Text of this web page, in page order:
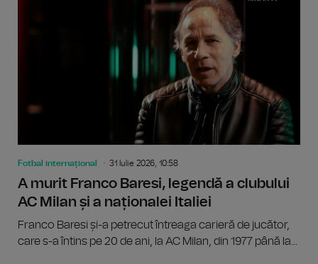
Fotbal internațional 31 Iulie 2026, 10:58
A murit Franco Baresi, legendă a clubului
AC Milan și a naționalei Italiei
Franco Baresi și-a petrecut întreaga carieră de jucător,
care s-a întins pe 20 de ani, la AC Milan, din 1977 până la...